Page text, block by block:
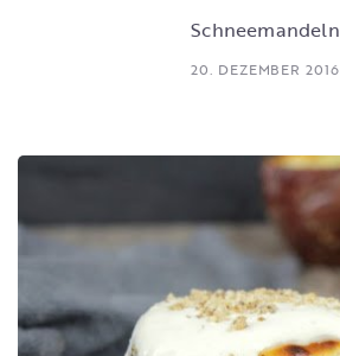
Schneemandeln
20. DEZEMBER 2016